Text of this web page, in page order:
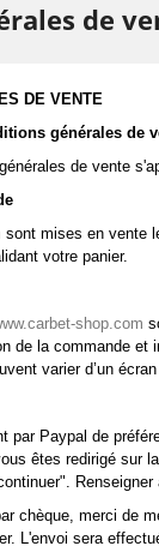
de
DE VENTE
générales de
de vente
sont mises en vente
votre panier.
shop.com
de la commande et
varier d’un
par Paypal de
êtes redirigé sur
chèque, merci de
L'envoi sera